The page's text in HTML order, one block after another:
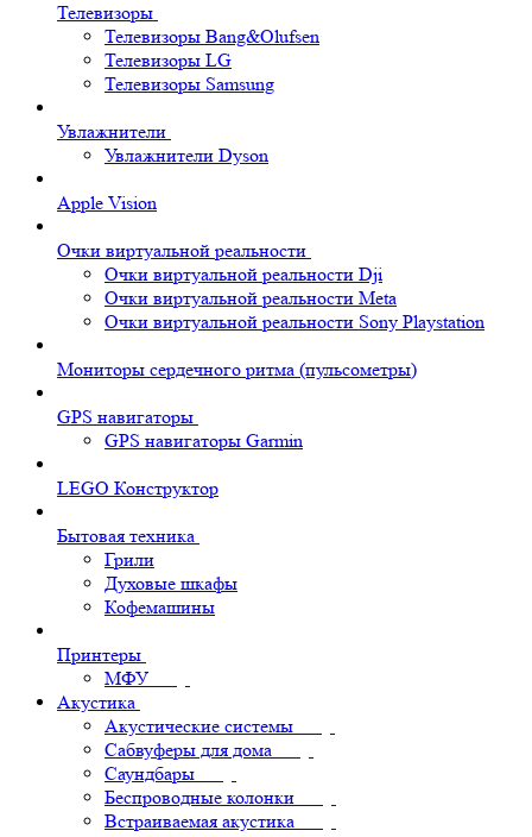
Телевизоры
Телевизоры Bang&Olufsen
Телевизоры LG
Телевизоры Samsung
Увлажнители
Увлажнители Dyson
Apple Vision
Очки виртуальной реальности
Очки виртуальной реальности Dji
Очки виртуальной реальности Meta
Очки виртуальной реальности Sony Playstation
Мониторы сердечного ритма (пульсометры)
GPS навигаторы
GPS навигаторы Garmin
LEGO Конструктор
Бытовая техника
Грили
Духовые шкафы
Кофемашины
Принтеры
МФУ
Акустика
Акустические системы
Сабвуферы для дома
Саундбары
Беспроводные колонки
Встраиваемая акустика